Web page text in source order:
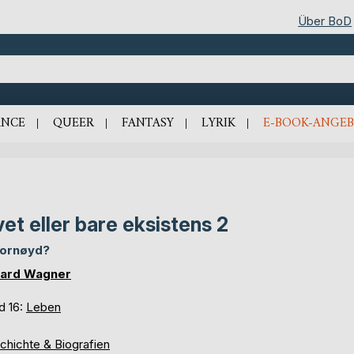
Über BoD
QUEER FANTASY LYRIK E-BOOK-
eller bare eksistens 2
Wagner
16: Leben
& Biografien